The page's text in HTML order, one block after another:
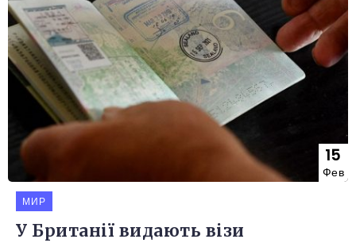
15
Фев
МИР
У Британії видають візи